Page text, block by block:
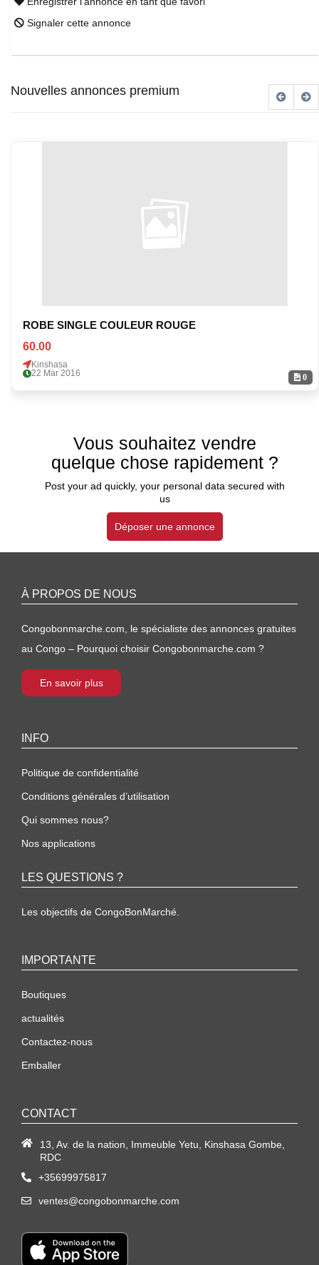
Signaler cette annonce
Nouvelles annonces premium
0
ROBE SINGLE COULEUR ROUGE
60.00
Kinshasa
22 Mar 2016
Vous souhaitez vendre
quelque chose rapidement ?
Post your ad quickly, your personal data secured with
us
Déposer une annonce
À PROPOS DE NOUS
Congobonmarche.com, le spécialiste des annonces gratuites
au Congo – Pourquoi choisir Congobonmarche.com ?
En savoir plus
INFO
Politique de confidentialité
Conditions générales d’utilisation
Qui sommes nous?
Nos applications
LES QUESTIONS ?
Les objectifs de CongoBonMarché.
IMPORTANTE
Boutiques
actualités
Contactez-nous
Emballer
CONTACT
13, Av. de la nation, Immeuble Yetu, Kinshasa Gombe,
RDC
+35699975817
ventes@congobonmarche.com